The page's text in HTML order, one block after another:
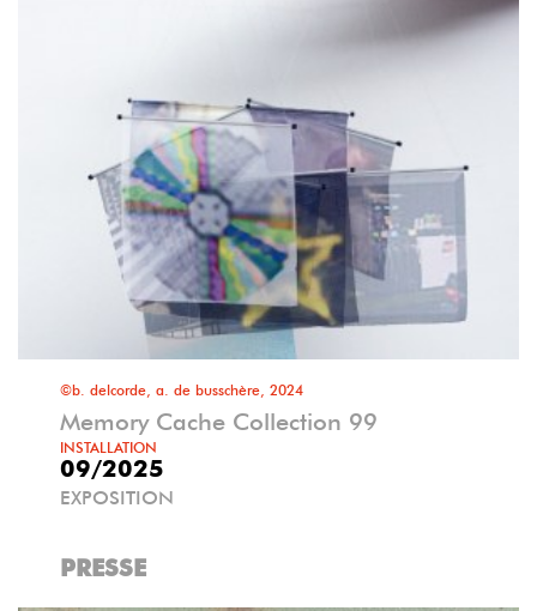
©b. delcorde, a. de busschère, 2024
Memory Cache Collection 99
INSTALLATION
09/2025
EXPOSITION
PRESSE